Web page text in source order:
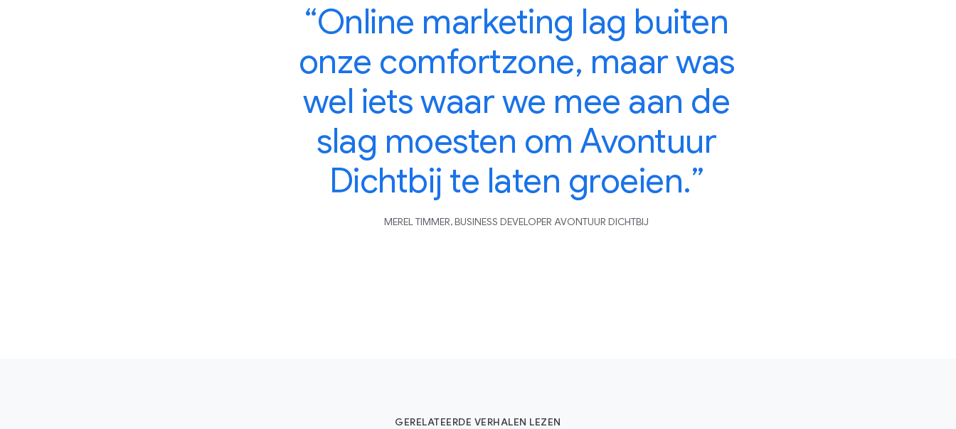
“Online marketing lag buiten
onze comfortzone, maar was
wel iets waar we mee aan de
slag moesten om Avontuur
Dichtbij te laten groeien.”
MEREL TIMMER, BUSINESS DEVELOPER AVONTUUR DICHTBIJ
GERELATEERDE VERHALEN LEZEN